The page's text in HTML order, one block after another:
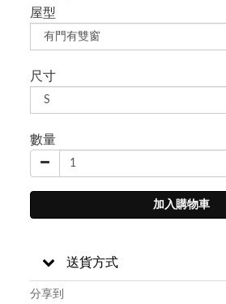
屋型
尺寸
數量
加入購物車
送貨方式
分享到